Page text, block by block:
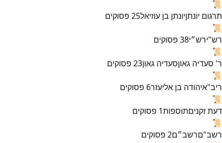
📜
תרגום יונתןיונתן בן עוזיאל25 פסוקים
📜
רש"ירש״י38 פסוקים
📜
ר' סעדיה גאוןסעדיה גאון23 פסוקים
📜
ריב"איהודה בן אליעזר6 פסוקים
📜
דעת זקניםתוספות1 פסוקים
📜
רשב"םרשב״ם2 פסוקים